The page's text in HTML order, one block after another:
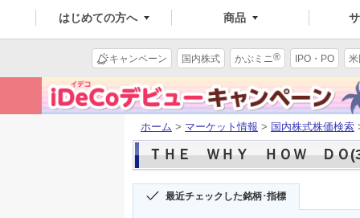
はじめての方へ 商品
キャンペーン 国内株式 かぶミニ® IPO・PO
ホーム > マーケット情報 > 国内株式株価検索
ＴＨＥ ＷＨＹ ＨＯＷ ＤＯ
最近チェックした銘柄･指標